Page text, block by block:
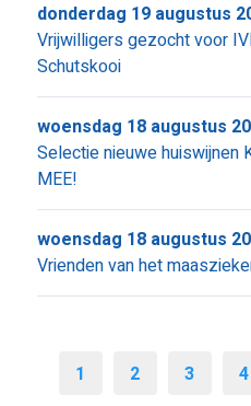
Vrijwilligers gezocht voor
Schutskooi
donderdag 19 augustus
Selectie nieuwe huiswijnen
MEE!
woensdag 18 augustus
Vrienden van het
woensdag 18 augustus
1 2 3 4